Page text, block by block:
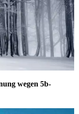
wegen 5b-